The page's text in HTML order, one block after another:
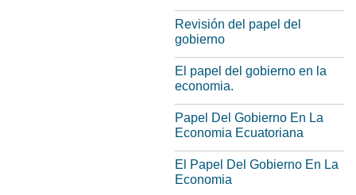
Revisión del papel del
gobierno
El papel del gobierno en la
economia.
Papel Del Gobierno En La
Economia Ecuatoriana
El Papel Del Gobierno En La
Economia